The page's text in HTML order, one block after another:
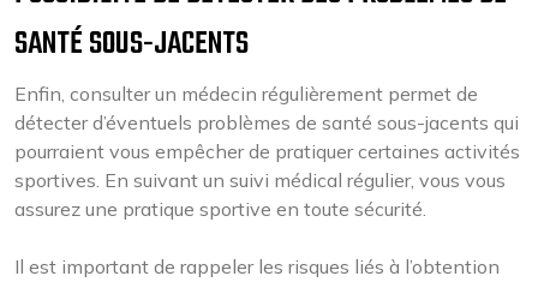
SANTÉ SOUS-JACENTS
Enfin, consulter un médecin régulièrement permet de
détecter d’éventuels problèmes de santé sous-jacents qui
pourraient vous empêcher de pratiquer certaines activités
sportives. En suivant un suivi médical régulier, vous vous
assurez une pratique sportive en toute sécurité.
Il est important de rappeler les risques liés à l’obtention